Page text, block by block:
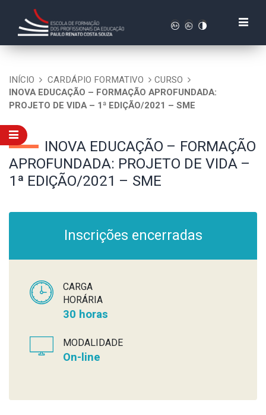
INÍCIO CARDÁPIO FORMATIVO
CURSO
INOVA EDUCAÇÃO – FORMAÇÃO APROFUNDADA:
PROJETO DE VIDA – 1ª EDIÇÃO/2021 – SME
INOVA EDUCAÇÃO – FORMAÇÃO
APROFUNDADA: PROJETO DE VIDA –
1ª EDIÇÃO/2021 – SME
Inscrições encerradas
CARGA
HORÁRIA
30 horas
MODALIDADE
On-line